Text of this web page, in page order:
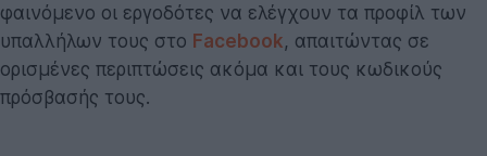
φαινόμενο οι εργοδότες να ελέγχουν τα προφίλ των
υπαλλήλων τους στο Facebook, απαιτώντας σε
ορισμένες περιπτώσεις ακόμα και τους κωδικούς
πρόσβασής τους.